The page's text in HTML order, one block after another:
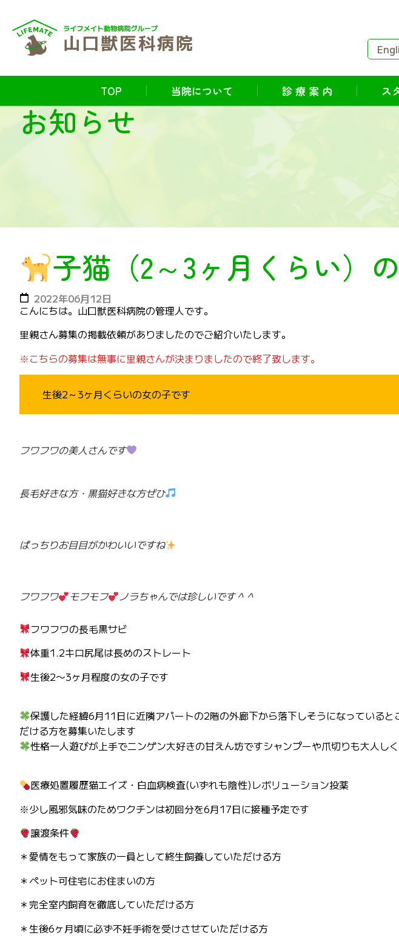
TOP 当院について 診 療 案 内 ス
お知らせ
子猫（2～3ヶ月くらい）
2022年06月12日
こんにちは。山口獣医科病院の管理人です。
里親さん募集の掲載依頼がありましたのでご紹介いたします。
※こちらの募集は無事に里親さんが決まりましたので終了致します。
生後2～3ヶ月くらいの女の子です
フワフワの美人さんです
長毛好きな方・黒猫好きな方ぜひ
ぱっちりお目目がかわいいですね
フワフワ モフモフ ノラちゃんでは珍しいです＾＾
フワフワの長毛黒サビ
体重1.2キロ尻尾は長めのストレート
生後2〜3ヶ月程度の女の子です
保護した経緯6月11日に近隣アパートの2階の外廊下から落下しそうになっている
だける方を募集いたします
性格一人遊びが上手でニンゲン大好きの甘えん坊ですシャンプーや爪切りも大人し
医療処置履歴猫エイズ・白血病検査(いずれも陰性)レボリューション投薬
※少し風邪気味のためワクチンは初回分を6月17日に接種予定です
譲渡条件
＊愛情をもって家族の一員として終生飼養していただける方
＊ペット可住宅にお住まいの方
＊完全室内飼育を徹底していただける方
＊生後6ヶ月頃に必ず不妊手術を受けさせていただける方